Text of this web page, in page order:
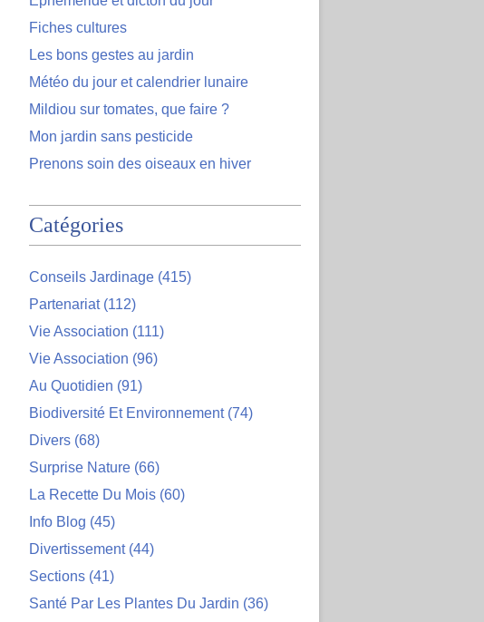
Fiches cultures
Les bons gestes au jardin
Météo du jour et calendrier lunaire
Mildiou sur tomates, que faire ?
Mon jardin sans pesticide
Prenons soin des oiseaux en hiver
Catégories
Conseils Jardinage (415)
Partenariat(112)
Vie Association (111)
Vie Association (96)
Au Quotidien (91)
Biodiversité Et Environnement(74)
Divers (68)
Surprise Nature (66)
La Recette Du Mois (60)
Info Blog (45)
Divertissement(44)
Sections (41)
Santé Par Les Plantes Du Jardin (36)